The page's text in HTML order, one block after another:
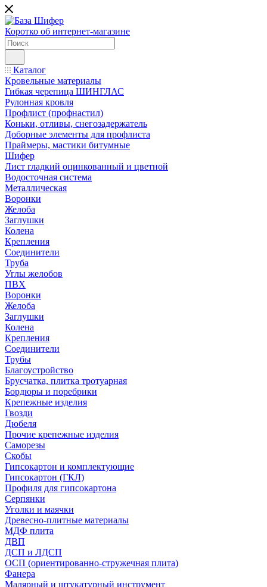
Коротко об интернет-магазине
Каталог
Кровельные материалы
Гибкая черепица ШИНГЛАС
Рулонная кровля
Профлист (профнастил)
Коньки, отливы, снегозадержатель
Доборные элементы для профлиста
Праймеры, мастики битумные
Шифер
Лист гладкий оцинкованный и цветной
Водосточная система
Металлическая
Воронки
Желоба
Заглушки
Колена
Крепления
Соединители
Труба
Углы желобов
ПВХ
Воронки
Желоба
Заглушки
Колена
Крепления
Соединители
Трубы
Благоустройство
Брусчатка, плитка тротуарная
Бордюры и поребрики
Крепежные изделия
Гвозди
Дюбеля
Прочие крепежные изделия
Саморезы
Скобы
Гипсокартон и комплектующие
Гипсокартон (ГКЛ)
Профиля для гипсокартона
Серпянки
Уголки и маячки
Древесно-плитные материалы
МДФ плита
ДВП
ДСП и ЛДСП
ОСП (ориентированно-стружечная плита)
Фанера
Малярный и штукатурный инструмент